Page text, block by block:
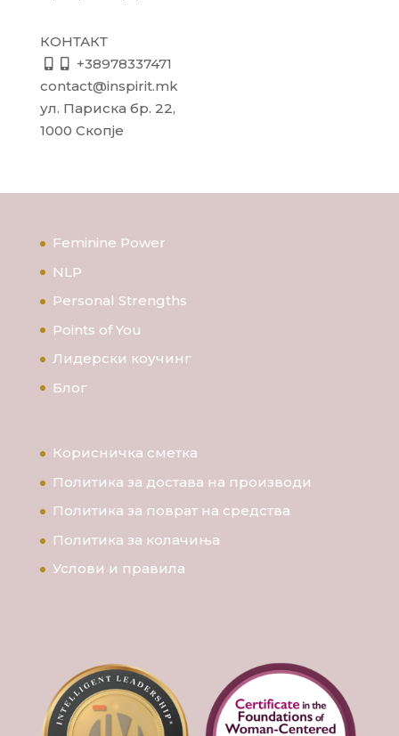
КОНТАКТ
+38978337471
contact@inspirit.mk
ул. Париска бр. 22,
1000 Скопје
Feminine Power
NLP
Personal Strengths
Points of You
Лидерски коучинг
Блог
Корисничка сметка
Политика за достава на производи
Политика за поврат на средства
Политика за колачиња
Услови и правила